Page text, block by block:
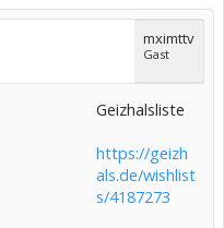
mximttv
Gast
Geizhalsliste
https://geizh
als.de/wishlist
s/4187273